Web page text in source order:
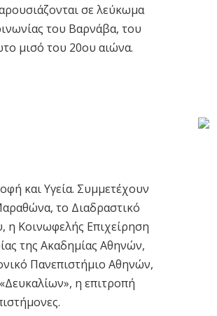
σε λεύκωμα
του Βαρνάβα, του
μισό του 20ου αιώνα.
και Υγεία. Συμμετέχουν
το Διαδραστικό
Κοινωφελής Επιχείρηση
της Ακαδημίας Αθηνών,
Πανεπιστήμιο Αθηνών,
η επιτροπή